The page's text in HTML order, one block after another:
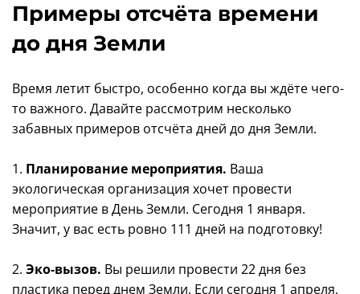
Примеры отсчёта времени
до дня Земли
Время летит быстро, особенно когда вы ждёте чего-
то важного. Давайте рассмотрим несколько
забавных примеров отсчёта дней до дня Земли.
1. Планирование мероприятия. Ваша
экологическая организация хочет провести
мероприятие в День Земли. Сегодня 1 января.
Значит, у вас есть ровно 111 дней на подготовку!
2. Эко-вызов. Вы решили провести 22 дня без
пластика перед днем Земли. Если сегодня 1 апреля,